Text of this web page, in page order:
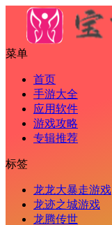
菜单
首页
手游大全
应用软件
游戏攻略
专辑推荐
标签
龙龙大暴走游戏
龙迹之城游戏
龙腾传世